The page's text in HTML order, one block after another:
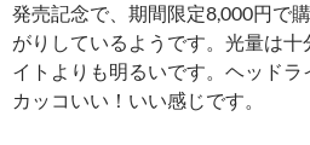
発売記念で、期間限定8,000円で
がりしているようです。光量は
イトよりも明るいです。ヘッドラ
カッコいい！いい感じです。